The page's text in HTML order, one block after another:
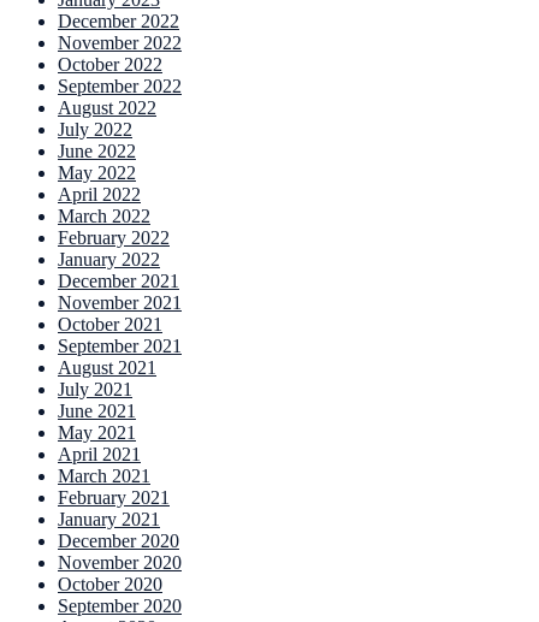
December 2022
November 2022
October 2022
September 2022
August 2022
July 2022
June 2022
May 2022
April 2022
March 2022
February 2022
January 2022
December 2021
November 2021
October 2021
September 2021
August 2021
July 2021
June 2021
May 2021
April 2021
March 2021
February 2021
January 2021
December 2020
November 2020
October 2020
September 2020